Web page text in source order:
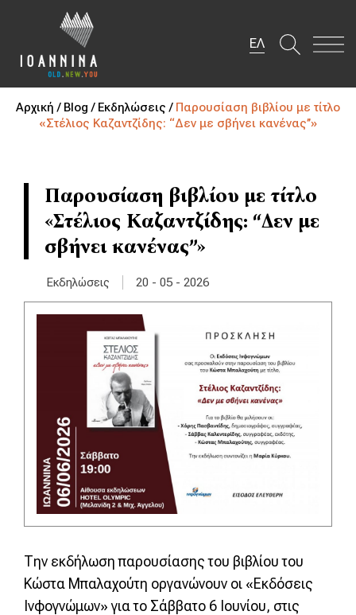
ΕΛ
Αρχική / Blog / Εκδηλώσεις / Παρουσίαση βιβλίου με τίτλο
«Στέλιος Καζαντζίδης: ‘‘Δεν με σβήνει κανένας’’»
Παρουσίαση βιβλίου με τίτλο
«Στέλιος Καζαντζίδης: ‘‘Δεν με
σβήνει κανένας’’»
Εκδηλώσεις 20 - 05 - 2026
Την εκδήλωση παρουσίασης του βιβλίου του
Κώστα Μπαλαχούτη οργανώνουν οι «Εκδόσεις
Ινφογνώμων» για το Σάββατο 6 Ιουνίου, στις